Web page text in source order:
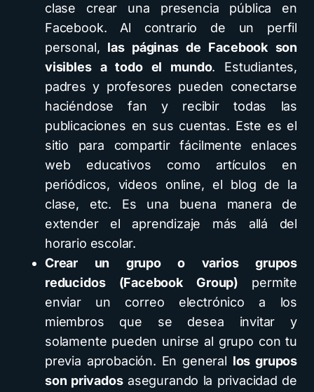
clase crear una presencia pública en
Facebook. Al contrario de un perfil
personal, las páginas de Facebook son
visibles a todo el mundo. Estudiantes,
padres y profesores pueden conectarse
haciéndose fan y recibir todas las
publicaciones en sus cuentas. Este es el
sitio para compartir fácilmente enlaces
web educativos como artículos en
periódicos, videos online, el blog de la
clase, etc. Es una buena manera de
extender el aprendizaje más allá del
horario escolar.
Crear un grupo o varios grupos
reducidos (Facebook Group) permite
enviar un correo electrónico a los
miembros que se desea invitar y
solamente pueden unirse al grupo con tu
previa aprobación. En general los grupos
son privadosasegurando la privacidad de